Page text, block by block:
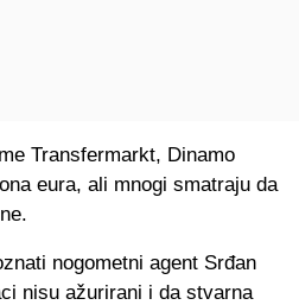
Transfermarkt, Dinamo
eura, ali mnogi smatraju da
nogometni agent Srđan
nisu ažurirani i da stvarna